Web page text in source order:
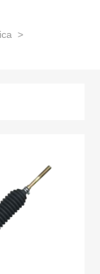
>